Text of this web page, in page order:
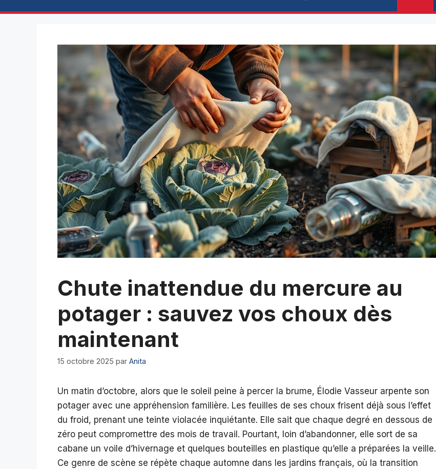
Chute inattendue du mercure au
potager : sauvez vos choux dès
maintenant
15 octobre 2025 par Anita
Un matin d’octobre, alors que le soleil peine à percer la brume, Élodie Vasseur arpente son
potager avec une appréhension familière. Les feuilles de ses choux frisent déjà sous l’effet
du froid, prenant une teinte violacée inquiétante. Elle sait que chaque degré en dessous de
zéro peut compromettre des mois de travail. Pourtant, loin d’abandonner, elle sort de sa
cabane un voile d’hivernage et quelques bouteilles en plastique qu’elle a préparées la veille.
Ce genre de scène se répète chaque automne dans les jardins français, où la transition